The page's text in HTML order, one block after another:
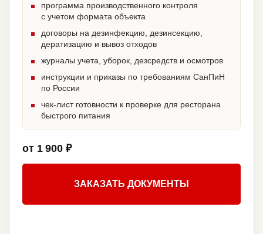
программа производственного контроля
с учетом формата объекта
договоры на дезинфекцию, дезинсекцию,
дератизацию и вывоз отходов
журналы учета, уборок, дезсредств и осмотров
инструкции и приказы по требованиям СанПиН
по России
чек-лист готовности к проверке для ресторана
быстрого питания
от 1 900 ₽
ЗАКАЗАТЬ ДОКУМЕНТЫ